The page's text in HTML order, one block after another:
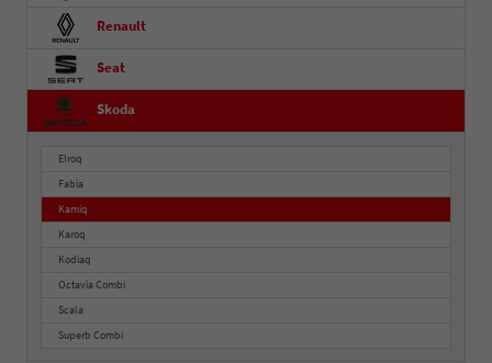
Renault
Seat
Skoda
Elroq
Fabia
Kamiq
Karoq
Kodiaq
Octavia Combi
Scala
Superb Combi